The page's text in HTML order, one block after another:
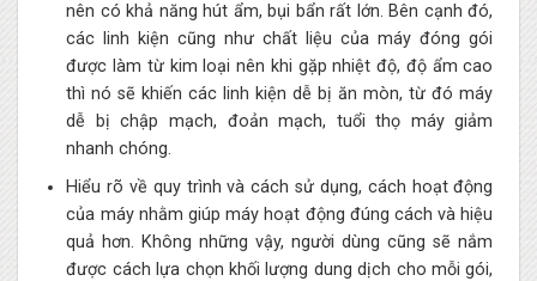
nên có khả năng hút ẩm, bụi bẩn rất lớn. Bên cạnh đó,
các linh kiện cũng như chất liệu của máy đóng gói
được làm từ kim loại nên khi gặp nhiệt độ, độ ẩm cao
thì nó sẽ khiến các linh kiện dễ bị ăn mòn, từ đó máy
dễ bị chập mạch, đoản mạch, tuổi thọ máy giảm
nhanh chóng.
Hiểu rõ về quy trình và cách sử dụng, cách hoạt động
của máy nhằm giúp máy hoạt động đúng cách và hiệu
quả hơn. Không những vậy, người dùng cũng sẽ nắm
được cách lựa chọn khối lượng dung dịch cho mỗi gói,